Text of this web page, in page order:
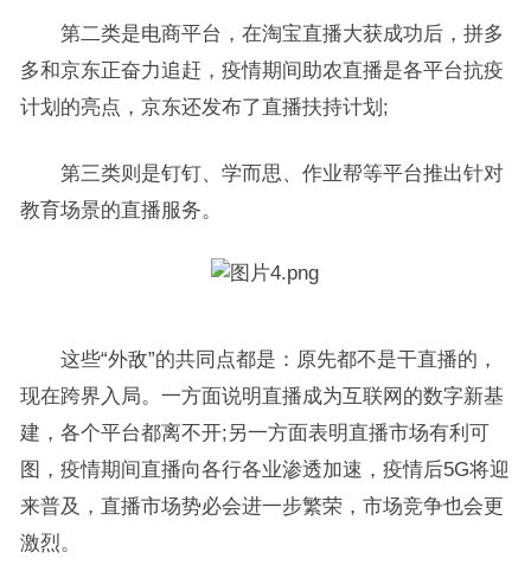
第二类是电商平台，在淘宝直播大获成功后，拼多
多和京东正奋力追赶，疫情期间助农直播是各平台抗疫
计划的亮点，京东还发布了直播扶持计划;
第三类则是钉钉、学而思、作业帮等平台推出针对
教育场景的直播服务。
这些“外敌”的共同点都是：原先都不是干直播的，
现在跨界入局。一方面说明直播成为互联网的数字新基
建，各个平台都离不开;另一方面表明直播市场有利可
图，疫情期间直播向各行各业渗透加速，疫情后5G将迎
来普及，直播市场势必会进一步繁荣，市场竞争也会更
激烈。